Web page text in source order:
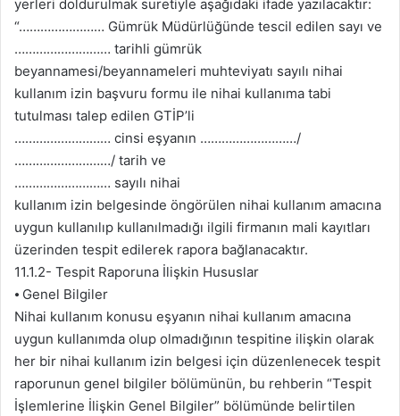
yerleri doldurulmak suretiyle aşağıdaki ifade yazılacaktır:
“…………………… Gümrük Müdürlüğünde tescil edilen sayı ve
……………………… tarihli gümrük
beyannamesi/beyannameleri muhteviyatı sayılı nihai
kullanım izin başvuru formu ile nihai kullanıma tabi
tutulması talep edilen GTİP’li
……………………… cinsi eşyanın ………………………/
………………………/ tarih ve
……………………… sayılı nihai
kullanım izin belgesinde öngörülen nihai kullanım amacına
uygun kullanılıp kullanılmadığı ilgili firmanın mali kayıtları
üzerinden tespit edilerek rapora bağlanacaktır.
11.1.2- Tespit Raporuna İlişkin Hususlar
⦁ Genel Bilgiler
Nihai kullanım konusu eşyanın nihai kullanım amacına
uygun kullanımda olup olmadığının tespitine ilişkin olarak
her bir nihai kullanım izin belgesi için düzenlenecek tespit
raporunun genel bilgiler bölümünün, bu rehberin “Tespit
İşlemlerine İlişkin Genel Bilgiler” bölümünde belirtilen